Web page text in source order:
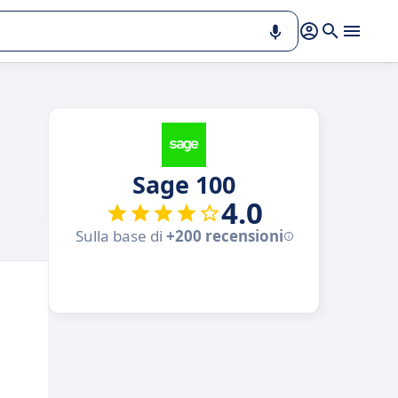
Sage 100
4.0
Sulla base di +200 recensioni